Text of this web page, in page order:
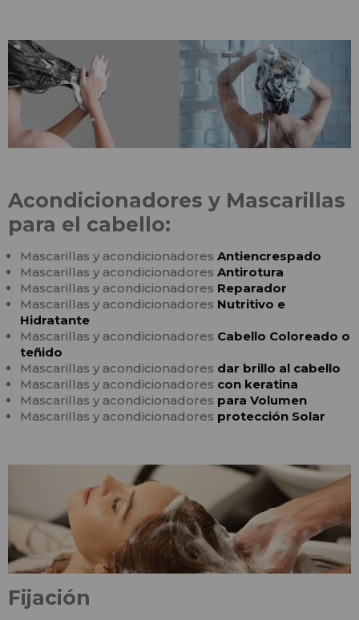
Acondicionadores y Mascarillas
para el cabello:
Mascarillas y acondicionadores Antiencrespado
Mascarillas y acondicionadores Antirotura
Mascarillas y acondicionadores Reparador
Mascarillas y acondicionadores Nutritivo e
Hidratante
Mascarillas y acondicionadores Cabello Coloreado o
teñido
Mascarillas y acondicionadores dar brillo al cabello
Mascarillas y acondicionadores con keratina
Mascarillas y acondicionadores para Volumen
Mascarillas y acondicionadores protección Solar
Fijación